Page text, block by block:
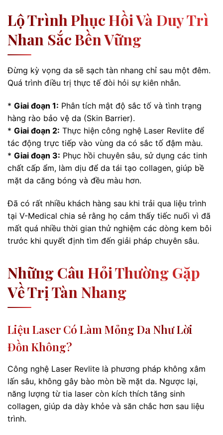
Lộ Trình Phục Hồi Và Duy Trì
Nhan Sắc Bền Vững
Đừng kỳ vọng da sẽ sạch tàn nhang chỉ sau một đêm.
Quá trình điều trị thực tế đòi hỏi sự kiên nhẫn.
* Giai đoạn 1: Phân tích mật độ sắc tố và tình trạng
hàng rào bảo vệ da (Skin Barrier).
* Giai đoạn 2: Thực hiện công nghệ Laser Revlite để
tác động trực tiếp vào vùng da có sắc tố đậm màu.
* Giai đoạn 3: Phục hồi chuyên sâu, sử dụng các tinh
chất cấp ẩm, làm dịu để da tái tạo collagen, giúp bề
mặt da căng bóng và đều màu hơn.
Đã có rất nhiều khách hàng sau khi trải qua liệu trình
tại V-Medical chia sẻ rằng họ cảm thấy tiếc nuối vì đã
mất quá nhiều thời gian thử nghiệm các dòng kem bôi
trước khi quyết định tìm đến giải pháp chuyên sâu.
Những Câu Hỏi Thường Gặp
Về Trị Tàn Nhang
Liệu Laser Có Làm Mỏng Da Như Lời
Đồn Không?
Công nghệ Laser Revlite là phương pháp không xâm
lấn sâu, không gây bào mòn bề mặt da. Ngược lại,
năng lượng từ tia laser còn kích thích tăng sinh
collagen, giúp da dày khỏe và săn chắc hơn sau liệu
trình.